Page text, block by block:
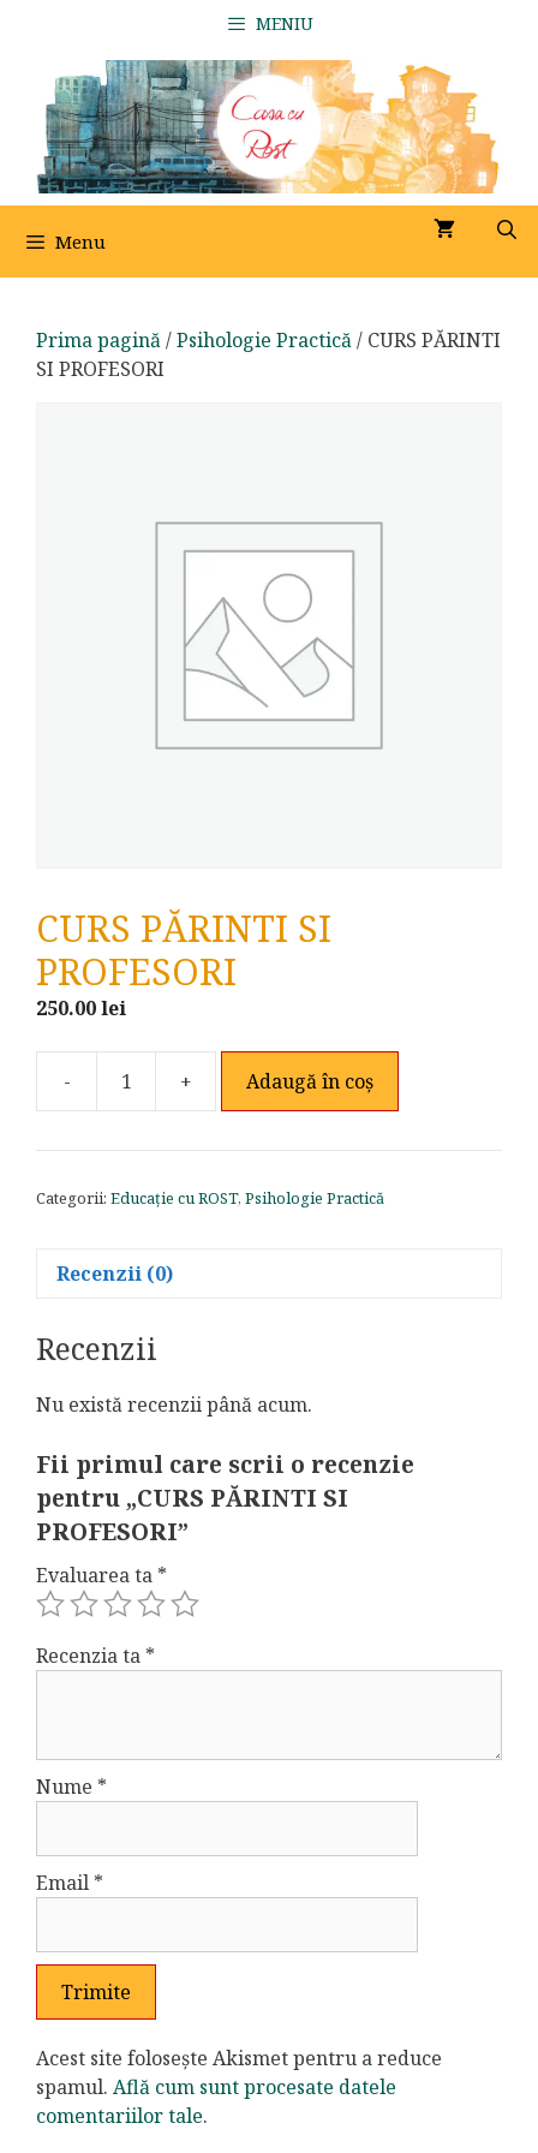
conținut
MENIU
Menu
Prima pagină/Psihologie Practică/ CURS PĂRINTI
SI PROFESORI
CURS PĂRINTI SI
PROFESORI
250.00lei
-
Cantitate
PĂRINTI
PROFESORI
+ Adaugă în coș
Categorii: Educație cu ROST, Psihologie Practică
Recenzii (0)
Recenzii
Nu există recenzii până acum.
Fii primul care scrii o recenzie
pentru „CURS PĂRINTI SI
PROFESORI”
Evaluarea ta *
Recenzia ta *
Nume *
Email *
Acest site folosește Akismet pentru a reduce
spamul. Află cum sunt procesate datele
comentariilor tale.